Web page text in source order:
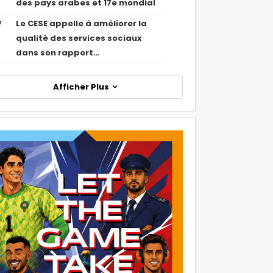
des pays arabes et 17e mondial
Le CESE appelle à améliorer la
qualité des services sociaux
dans son rapport…
Afficher Plus